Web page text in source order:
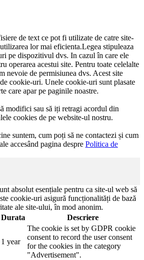
de text ce pot fi utilizate de catre site-
lor mai eficienta.Legea stipuleaza
pe dispozitivul dvs. In cazul în care ele
operarea acestui site. Pentru toate celelalte
nevoie de permisiunea dvs. Acest site
cookie-uri. Unele cookie-uri sunt plasate
care apar pe paginile noastre.
modifici sau să iți retragi acordul din
cookies de pe website-ul nostru.
suntem, cum poți să ne contactezi și cum
accesând pagina despre Politica de
absolut esențiale pentru ca site-ul web să
cookie-uri asigură funcționalități de bază
ale site-ului, în mod anonim.
Durata
Descriere
1 year
The cookie is set by GDPR cookie
consent to record the user consent
for the cookies in the category
"Advertisement".